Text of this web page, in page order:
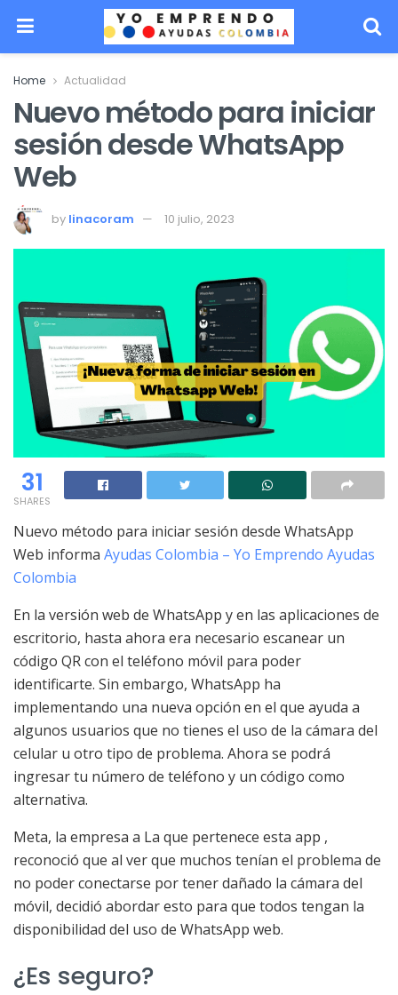
Home Actualidad
Nuevo método para iniciar
sesión desde WhatsApp
Web
by linacoram 10 julio, 2023
31
SHARES
Nuevo método para iniciar sesión desde WhatsApp
Web informa Ayudas Colombia – Yo Emprendo Ayudas
Colombia
En la versión web de WhatsApp y en las aplicaciones de
escritorio, hasta ahora era necesario escanear un
código QR con el teléfono móvil para poder
identificarte. Sin embargo, WhatsApp ha
implementando una nueva opción en el que ayuda a
algunos usuarios que no tienes el uso de la cámara del
celular u otro tipo de problema. Ahora se podrá
ingresar tu número de teléfono y un código como
alternativa.
Meta, la empresa a La que pertenece esta app ,
reconoció que al ver que muchos tenían el problema de
no poder conectarse por tener dañado la cámara del
móvil, decidió abordar esto para que todos tengan la
disponibilidad del uso de WhatsApp web.
¿Es seguro?